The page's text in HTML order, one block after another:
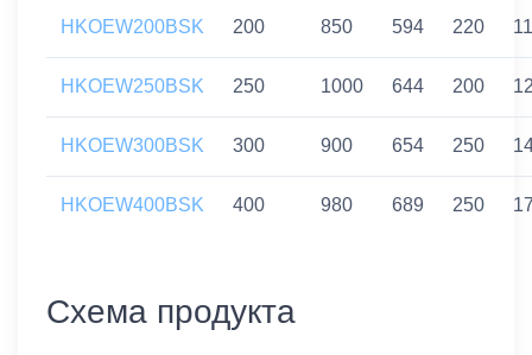
HKOEW200BSK 200 850 594 220
HKOEW250BSK 250 1000 644 200
HKOEW300BSK 300 900 654 250
HKOEW400BSK 400 980 689 250
Схема продукта